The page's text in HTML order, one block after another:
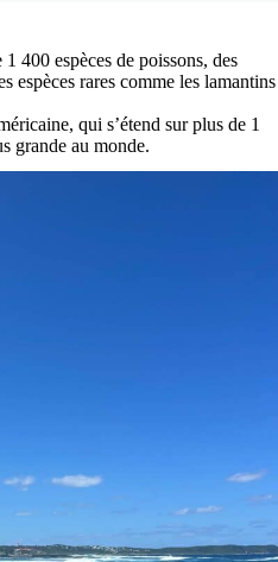
400 espèces de poissons, des
espèces rares comme les lamantins
qui s’étend sur plus de 1
grande au monde.